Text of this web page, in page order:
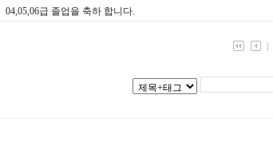
04,05,06급 졸업을 축하 합니다.